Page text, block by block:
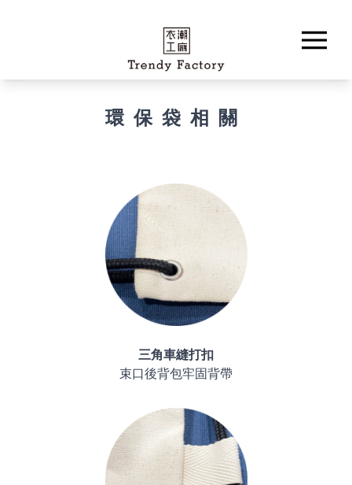
環保袋相關
三角車縫打扣
束口後背包牢固背帶